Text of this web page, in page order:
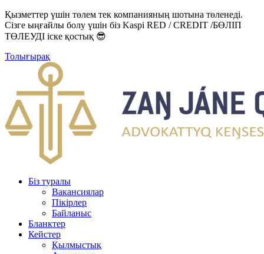
Қызметтер үшін төлем тек компанияның шотына төленеді.
Сізге ыңғайлы болу үшін біз Kaspi RED / CREDIT /БӨЛІП
ТӨЛЕУДІ іске қостық 😎
Толығырақ
Біз туралы
Вакансиялар
Пікірлер
Байланыс
Бланктер
Кейстер
Қылмыстық